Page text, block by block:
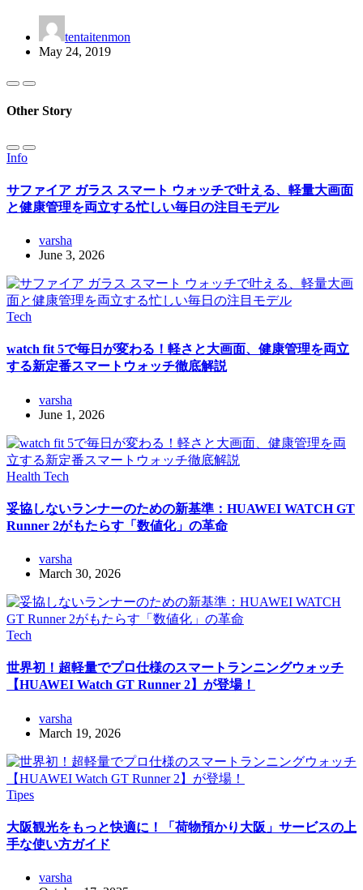
tentaitenmon
May 24, 2019
Other Story
Info
サファイア ガラス スマート ウォッチで叶える、軽量大画面
と健康管理を両立する忙しい毎日の注目モデル
varsha
June 3, 2026
Tech
watch fit 5で毎日が変わる！軽さと大画面、健康管理を両立
する新定番スマートウォッチ徹底解説
varsha
June 1, 2026
Health Tech
妥協しないランナーのための新基準：HUAWEI WATCH GT
Runner 2がもたらす「数値化」の革命
varsha
March 30, 2026
Tech
世界初！超軽量でプロ仕様のスマートランニングウォッチ
【HUAWEI Watch GT Runner 2】が登場！
varsha
March 19, 2026
Tipes
大阪観光をもっと快適に！「荷物預かり大阪」サービスの上
手な使い方ガイド
varsha